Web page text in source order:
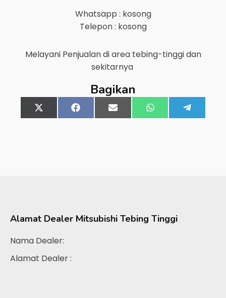
Whatsapp : kosong
Telepon : kosong
Melayani Penjualan di area tebing-tinggidan
sekitarnya
Bagikan
Share
on
X
(Twitter)
Share
on
FacebookShare
on
Email Share
on
WhatsApp
on
Alamat Dealer Mitsubishi Tebing Tinggi
Nama Dealer:
Alamat Dealer :